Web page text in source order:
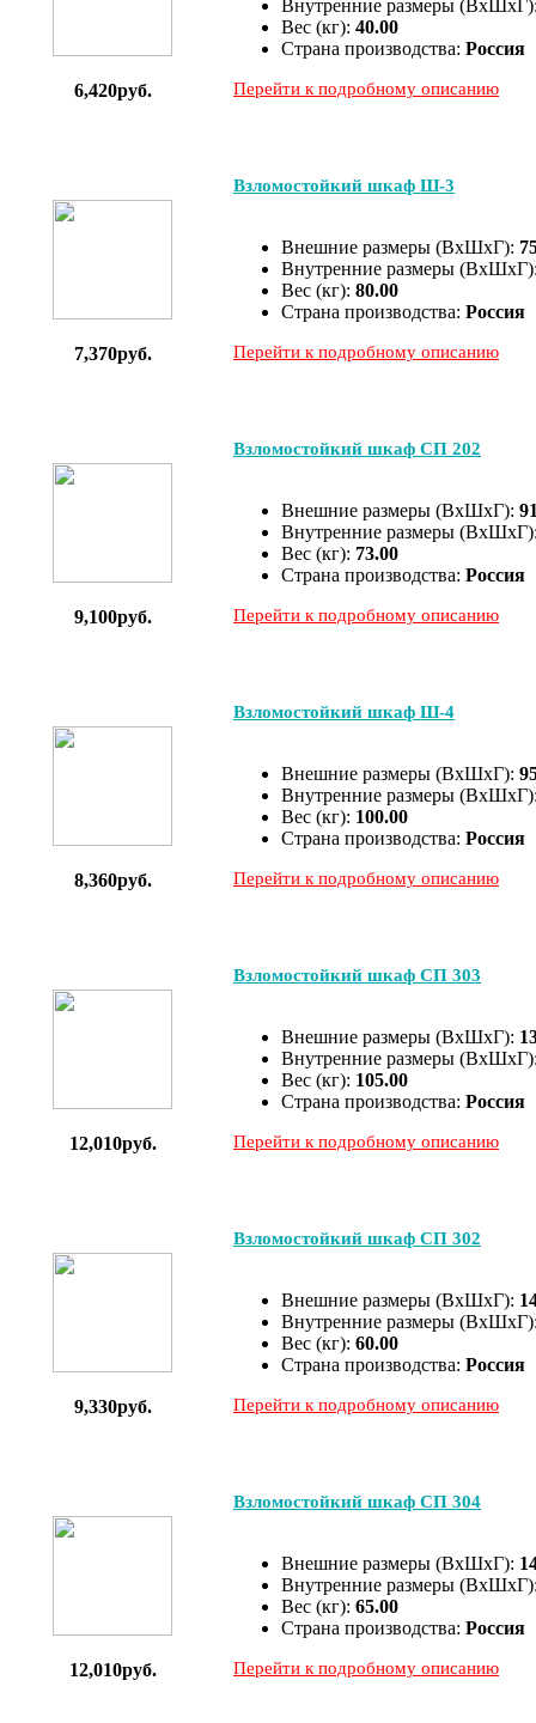
6,420руб.
Внутренние размеры
Вес (кг): 40.00
Страна производства: Россия
Перейти к подробному описанию
7,370руб.
Взломостойкий шкаф Ш-3
Внешние размеры (ВхШхГ):
Внутренние размеры
Вес (кг): 80.00
Страна производства: Россия
Перейти к подробному описанию
9,100руб.
Взломостойкий шкаф СП 202
Внешние размеры (ВхШхГ):
Внутренние размеры
Вес (кг): 73.00
Страна производства: Россия
Перейти к подробному описанию
8,360руб.
Взломостойкий шкаф Ш-4
Внешние размеры (ВхШхГ):
Внутренние размеры
Вес (кг): 100.00
Страна производства: Россия
Перейти к подробному описанию
12,010руб.
Взломостойкий шкаф СП 303
Внешние размеры (ВхШхГ):
Внутренние размеры
Вес (кг): 105.00
Страна производства: Россия
Перейти к подробному описанию
9,330руб.
Взломостойкий шкаф СП 302
Внешние размеры (ВхШхГ):
Внутренние размеры
Вес (кг): 60.00
Страна производства: Россия
Перейти к подробному описанию
12,010руб.
Взломостойкий шкаф СП 304
Внешние размеры (ВхШхГ):
Внутренние размеры
Вес (кг): 65.00
Страна производства: Россия
Перейти к подробному описанию